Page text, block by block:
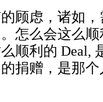
顾虑，诸如
怎么会这么
顺利的 Deal,
捐赠，是那个